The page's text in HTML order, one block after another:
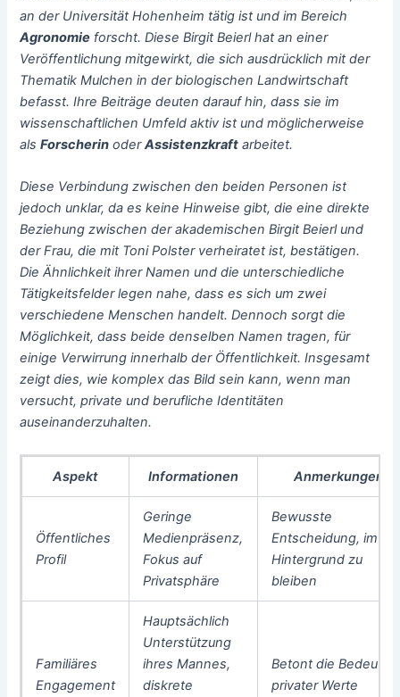
an der Universität Hohenheim tätig ist und im Bereich
Agronomie forscht. Diese Birgit Beierl hat an einer
Veröffentlichung mitgewirkt, die sich ausdrücklich mit der
ThematikMulchen in der biologischen Landwirtschaft
befasst. Ihre Beiträge deuten darauf hin, dass sie im
wissenschaftlichen Umfeld aktiv ist und möglicherweise
alsForscherin oderAssistenzkraft arbeitet.
Diese Verbindung zwischen den beiden Personen ist
jedoch unklar, da es keine Hinweise gibt, die eine direkte
Beziehung zwischen der akademischen Birgit Beierl und
der Frau, die mit Toni Polster verheiratet ist, bestätigen.
Die Ähnlichkeit ihrer Namen und die unterschiedliche
Tätigkeitsfelder legen nahe, dass es sich um zwei
verschiedene Menschen handelt. Dennoch sorgt die
Möglichkeit, dass beide denselben Namen tragen, für
einige Verwirrung innerhalb der Öffentlichkeit. Insgesamt
zeigt dies, wie komplex das Bild sein kann, wenn man
versucht, private und berufliche Identitäten
auseinanderzuhalten.
Aspekt Informationen Anmerkungen
Öffentliches
Profil
Geringe
Medienpräsenz,
Fokus auf
Privatsphäre
Bewusste
Entscheidung, im
Hintergrund zu
bleiben
Familiäres
Engagement
Hauptsächlich
Unterstützung
ihres Mannes,
diskrete
Betont die
privater Werte